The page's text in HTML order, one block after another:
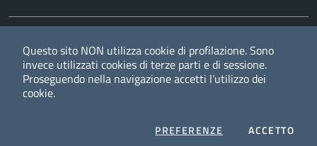
TwitterFacebookYouTubeRSS
Questo sito NON utilizza cookie di profilazione. Sono
invece utilizzati cookies di terze parti e di sessione.
Proseguendo nella navigazione accetti l’utilizzo dei
cookie.
PREFERENZE COOKIESACCETTOI